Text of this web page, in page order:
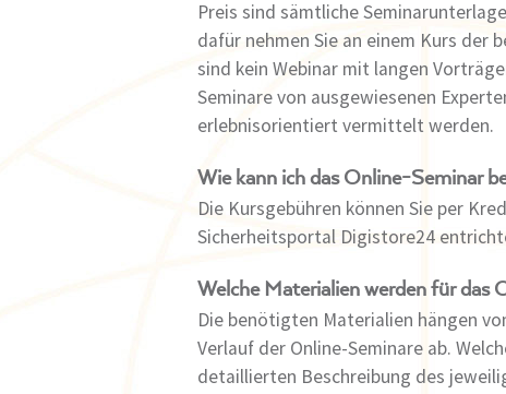
Preis sind sämtliche
dafür nehmen Sie an einem Kurs der
sind kein Webinar mit langen
Seminare von ausgewiesenen
erlebnisorientiert vermittelt werden.
Wie kann ich das Online-Seminar
Die Kursgebühren können Sie per
Sicherheitsportal Digistore24
Welche Materialien werden für das
Die benötigten Materialien hängen
Verlauf der Online-Seminare ab.
detaillierten Beschreibung des